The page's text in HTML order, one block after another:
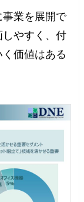
事業を展開で
やすく、付
価値はある